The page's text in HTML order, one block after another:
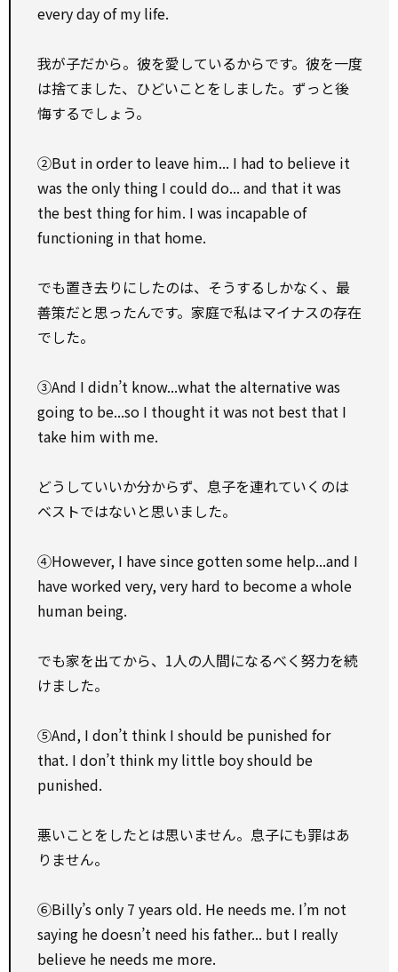
every day of my life.
我が子だから。彼を愛しているからです。彼を一度
は捨てました、ひどいことをしました。ずっと後
悔するでしょう。
②But in order to leave him... I had to believe it
was the only thing I could do... and that it was
the best thing for him. I was incapable of
functioning in that home.
でも置き去りにしたのは、そうするしかなく、最
善策だと思ったんです。家庭で私はマイナスの存在
でした。
③And I didn’t know...what the alternative was
going to be...so I thought it was not best that I
take him with me.
どうしていいか分からず、息子を連れていくのは
ベストではないと思いました。
④However, I have since gotten some help...and I
have worked very, very hard to become a whole
human being.
でも家を出てから、1人の人間になるべく努力を続
けました。
⑤And, I don’t think I should be punished for
that. I don’t think my little boy should be
punished.
悪いことをしたとは思いません。息子にも罪はあ
りません。
⑥Billy’s only 7 years old. He needs me. I’m not
saying he doesn’t need his father... but I really
believe he needs me more.